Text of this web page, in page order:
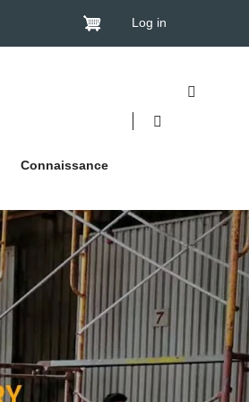
Log in
Connaissance